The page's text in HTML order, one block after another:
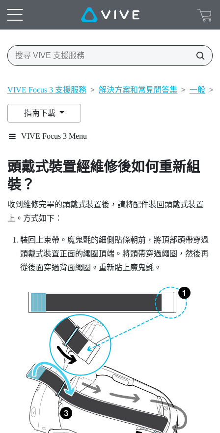
VIVE Focus 3 支援服務 > 解決方案和常見問答集 > 一般 >
指南下載
VIVE Focus 3 Menu
頭戴式裝置經維修後如何重新組
裝？
收到維修完畢的頭戴式裝置後，請將配件裝回頭戴式裝置
上。方式如下：
裝回上束帶。魔鬼氈的細側貼條朝前，將頂部頭帶穿過
頭戴式裝置正面的繩圈頂端。將頭帶穿過繩圈，然後再
從後面穿過背面繩圈。重新貼上魔鬼氈。